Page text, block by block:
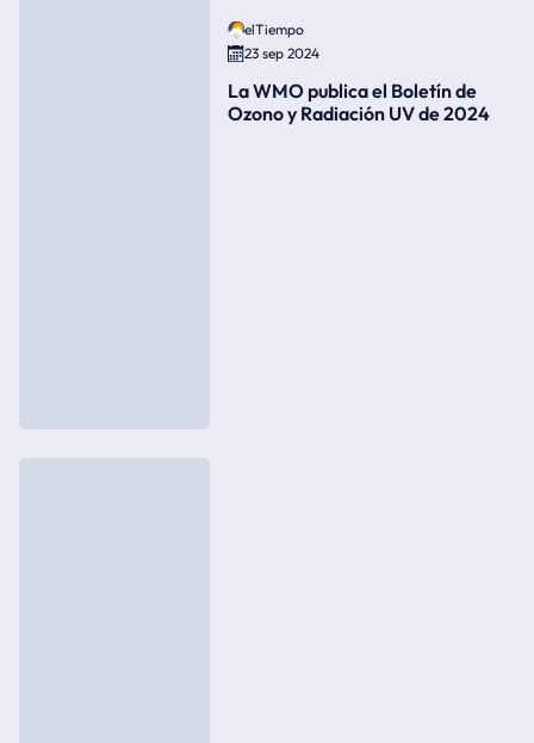
elTiempo
23 sep 2024
La WMO publica el Boletín de
Ozono y Radiación UV de 2024